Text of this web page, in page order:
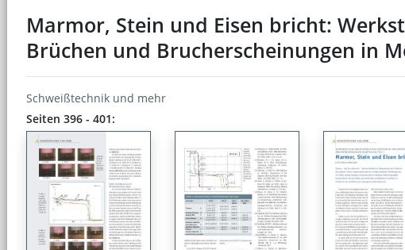
Marmor, Stein und Eisen bricht:
Brüchen und Brucherscheinungen in
Schweißtechnik und mehr
Seiten 396 - 401: